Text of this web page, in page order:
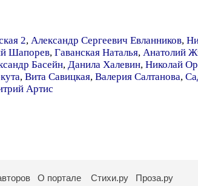
2, Александр Сергеевич Евланников,
Шапорев, Гаванская Наталья, Анатолий
Басейн, Данила Халевин, Николай
, Вита Савицкая, Валерия Салтанова,
Артис
О портале Стихи.ру Проза.ру